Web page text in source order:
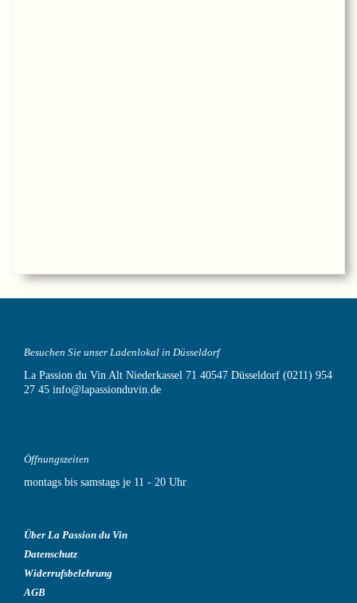
Besuchen Sie unser Ladenlokal in Düsseldorf
La Passion du Vin Alt Niederkassel 71 40547 Düsseldorf (0211) 954
27 45 info@lapassionduvin.de
Öffnungszeiten
montags bis samstags je 11 - 20 Uhr
Über La Passion du Vin
Datenschutz
Widerrufsbelehrung
AGB